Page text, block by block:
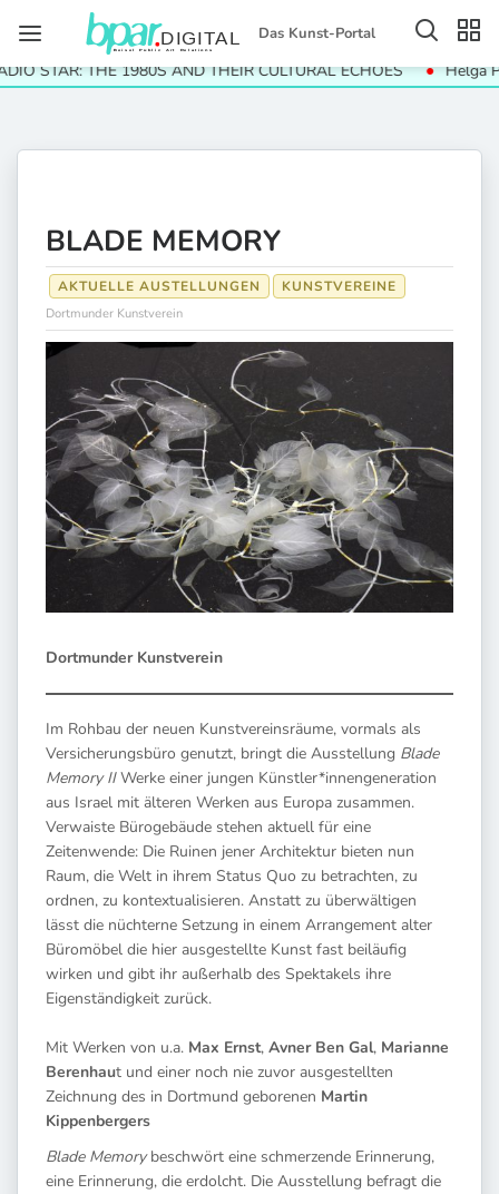
Das Kunst-Portal
STAR: THE 1980S AND THEIR CULTURAL ECHOES Helga
BLADE MEMORY
AKTUELLE AUSTELLUNGEN KUNSTVEREINE
Dortmunder Kunstverein
Dortmunder Kunstverein
Im Rohbau der neuen Kunstvereinsräume, vormals als
Versicherungsbüro genutzt, bringt die Ausstellung Blade
Memory IIWerke einer jungen Künstler*innengeneration
aus Israel mit älteren Werken aus Europa zusammen.
Verwaiste Bürogebäude stehen aktuell für eine
Zeitenwende: Die Ruinen jener Architektur bieten nun
Raum, die Welt in ihrem Status Quo zu betrachten, zu
ordnen, zu kontextualisieren. Anstatt zu überwältigen
lässt die nüchterne Setzung in einem Arrangement alter
Büromöbel die hier ausgestellte Kunst fast beiläufig
wirken und gibt ihr außerhalb des Spektakels ihre
Eigenständigkeit zurück.
Mit Werken von u.a. Max Ernst, Avner Ben Gal, Marianne
Berenhaut und einer noch nie zuvor ausgestellten
Zeichnung des in Dortmund geborenen Martin
Kippenbergers
Blade Memorybeschwört eine schmerzende Erinnerung,
eine Erinnerung, die erdolcht. Die Ausstellung befragt die